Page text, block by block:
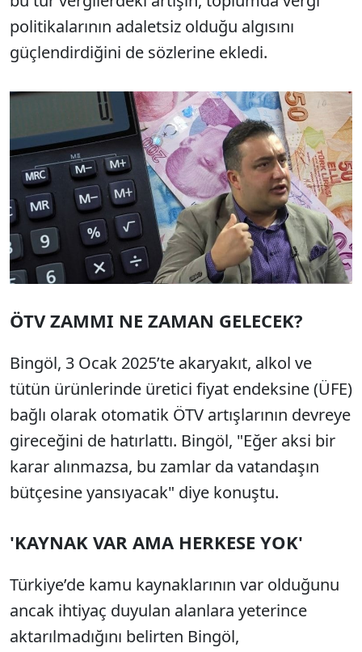
politikalarının adaletsiz olduğu algısını
güçlendirdiğini de sözlerine ekledi.
ÖTV ZAMMI NE ZAMAN GELECEK?
Bingöl, 3 Ocak 2025’te akaryakıt, alkol ve
tütün ürünlerinde üretici fiyat endeksine (ÜFE)
bağlı olarak otomatik ÖTV artışlarının devreye
gireceğini de hatırlattı. Bingöl, "Eğer aksi bir
karar alınmazsa, bu zamlar da vatandaşın
bütçesine yansıyacak" diye konuştu.
'KAYNAK VAR AMA HERKESE YOK'
Türkiye’de kamu kaynaklarının var olduğunu
ancak ihtiyaç duyulan alanlara yeterince
aktarılmadığını belirten Bingöl,